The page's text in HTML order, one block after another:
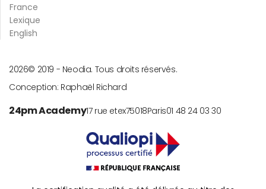
France
Lexique
English
© 2019 -
2026
Neodia. Tous droits réservés.
Conception: Raphaël Richard
24pm Academy17 rue etex75018Paris01 48 24 03 30